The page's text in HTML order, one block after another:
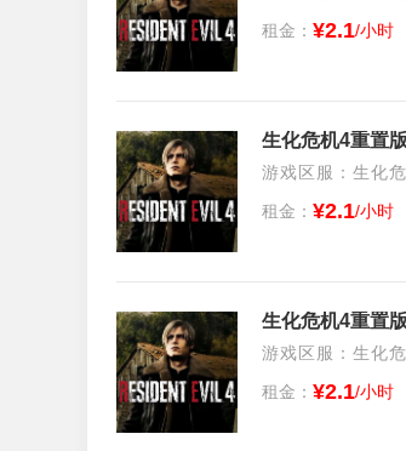
租金： ¥2.1/小时
生化危机4重置
游戏区服：生化
租金： ¥2.1/小时
生化危机4重置
游戏区服：生化
租金： ¥2.1/小时